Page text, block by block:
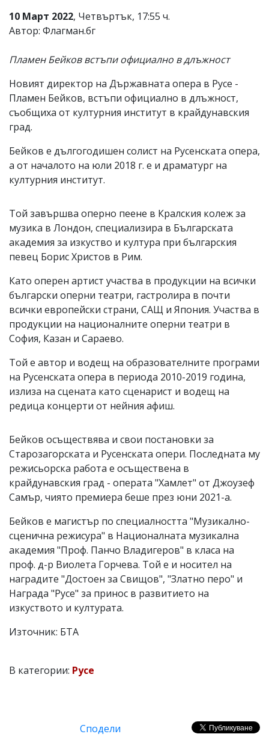
Коментарите
статиите
въвеждат
читателите
и
редакцията
не
отговорност
тях!
Ако
обиден
вас
коментар,
моля
сигнализирайте
10 Март 2022, Четвъртък, 17:55 ч.
Автор: Флагман.бг
Пламен Бейков встъпи официално в длъжност
Новият директор на Държавната опера в Русе -
Пламен Бейков, встъпи официално в длъжност,
съобщиха от културния институт в крайдунавския
град.
Бейков е дългогодишен солист на Русенската опера,
а от началото на юли 2018 г. е и драматург на
културния институт.
Той завършва оперно пеене в Кралския колеж за
музика в Лондон, специализира в Българската
академия за изкуство и култура при българския
певец Борис Христов в Рим.
Като оперен артист участва в продукции на всички
български оперни театри, гастролира в почти
всички европейски страни, САЩ и Япония. Участва в
продукции на националните оперни театри в
София, Казан и Сараево.
Той е автор и водещ на образователните програми
на Русенската опера в периода 2010-2019 година,
излиза на сцената като сценарист и водещ на
редица концерти от нейния афиш.
Бейков осъществява и свои постановки за
Старозагорската и Русенската опери. Последната му
режисьорска работа е осъществена в
крайдунавския град - операта "Хамлет" от Джоузеф
Самър, чиято премиера беше през юни 2021-а.
Бейков е магистър по специалността "Музикално-
сценична режисура" в Националната музикална
академия "Проф. Панчо Владигеров" в класа на
проф. д-р Виолета Горчева. Той е и носител на
наградите "Достоен за Свищов", "Златно перо" и
Награда "Русе" за принос в развитието на
изкуството и културата.
Източник: БТА
В категории: Русе
Сподели